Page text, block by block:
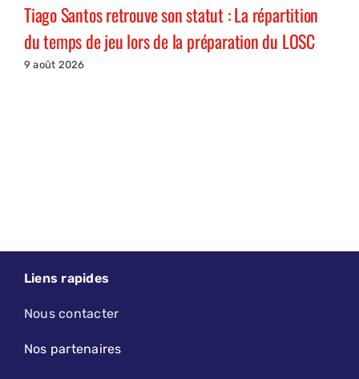
Tiago Santos retrouve son statut : La répartition
du temps de jeu lors de la préparation du LOSC
9 août 2026
Liens rapides
Nous contacter
Nos partenaires